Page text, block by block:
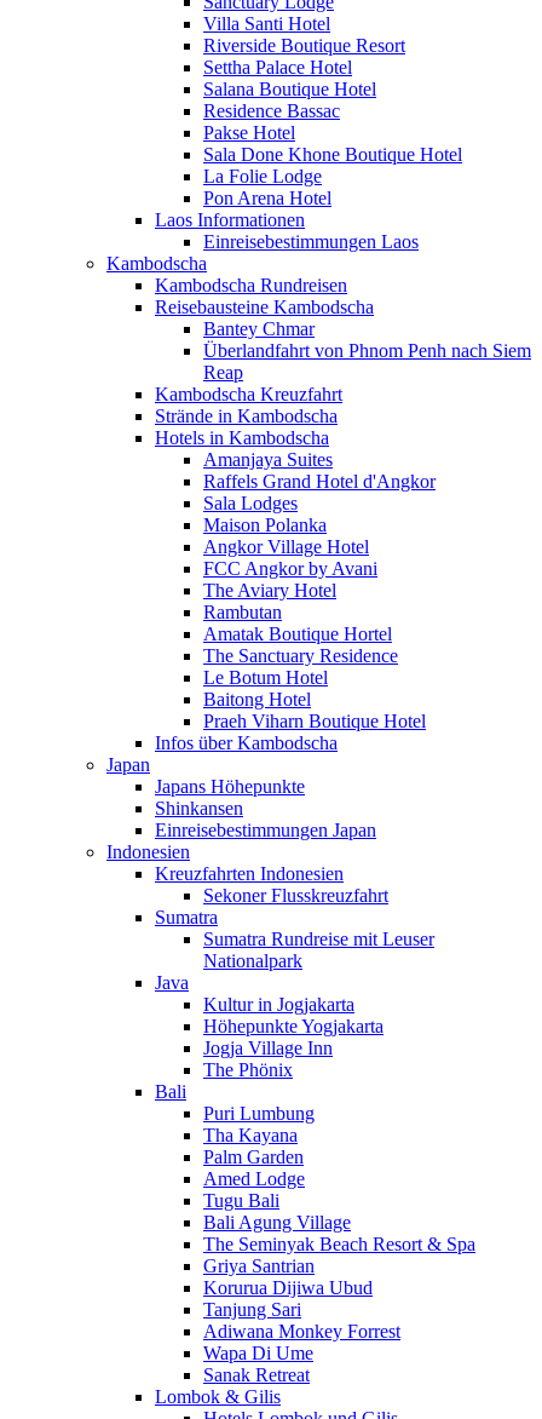
Villa Santi Hotel
Riverside Boutique Resort
Settha Palace Hotel
Salana Boutique Hotel
Residence Bassac
Pakse Hotel
Sala Done Khone Boutique Hotel
La Folie Lodge
Pon Arena Hotel
Laos Informationen
Einreisebestimmungen Laos
Kambodscha
Kambodscha Rundreisen
Reisebausteine Kambodscha
Bantey Chmar
Überlandfahrt von Phnom Penh nach Siem
Reap
Kambodscha Kreuzfahrt
Strände in Kambodscha
Hotels in Kambodscha
Amanjaya Suites
Raffels Grand Hotel d'Angkor
Sala Lodges
Maison Polanka
Angkor Village Hotel
FCC Angkor by Avani
The Aviary Hotel
Rambutan
Amatak Boutique Hortel
The Sanctuary Residence
Le Botum Hotel
Baitong Hotel
Praeh Viharn Boutique Hotel
Infos über Kambodscha
Japan
Japans Höhepunkte
Shinkansen
Einreisebestimmungen Japan
Indonesien
Kreuzfahrten Indonesien
Sekoner Flusskreuzfahrt
Sumatra
Sumatra Rundreise mit Leuser
Nationalpark
Java
Kultur in Jogjakarta
Höhepunkte Yogjakarta
Jogja Village Inn
The Phönix
Bali
Puri Lumbung
Tha Kayana
Palm Garden
Amed Lodge
Tugu Bali
Bali Agung Village
The Seminyak Beach Resort & Spa
Griya Santrian
Korurua Dijiwa Ubud
Tanjung Sari
Adiwana Monkey Forrest
Wapa Di Ume
Sanak Retreat
Lombok & Gilis